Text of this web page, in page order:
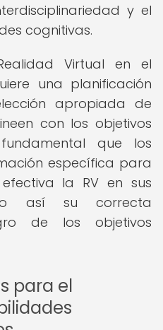
y el
cognitivas.
Virtual en el
una planificación
apropiada de
con los objetivos
que los
específica para
la RV en sus
así su correcta
de los objetivos
para el